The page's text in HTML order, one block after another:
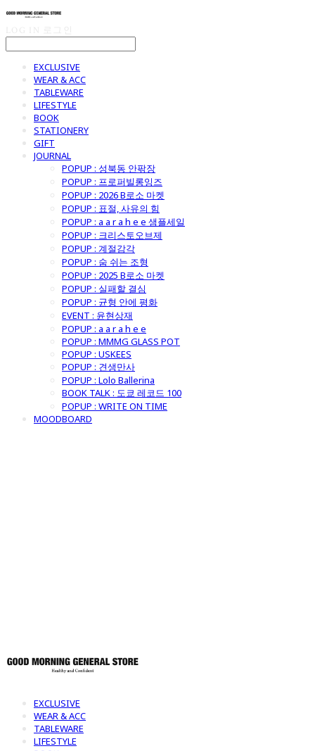
EXCLUSIVE
WEAR & ACC
TABLEWARE
LIFESTYLE
BOOK
STATIONERY
GIFT
JOURNAL
POPUP : 성북동 안팎장
POPUP : 프로퍼빌롱잉즈
POPUP : 2026 B로소 마켓
POPUP : 표절, 사유의 힘
POPUP : a a r a h e e 샘플세일
POPUP : 크리스토오브제
POPUP : 계절감각
POPUP : 숨 쉬는 조형
POPUP : 2025 B로소 마켓
POPUP : 실패할 결심
POPUP : 균형 안에 평화
EVENT : 윤현상재
POPUP : a a r a h e e
POPUP : MMMG GLASS POT
POPUP : USKEES
POPUP : 견생만사
POPUP : Lolo Ballerina
BOOK TALK : 도쿄 레코드 100
POPUP : WRITE ON TIME
MOODBOARD
EXCLUSIVE
WEAR & ACC
TABLEWARE
LIFESTYLE